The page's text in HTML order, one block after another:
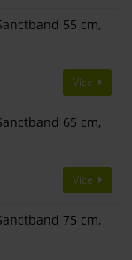
55 cm,
Více
65 cm,
Více
75 cm,